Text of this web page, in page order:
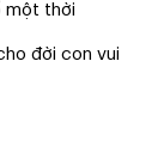
một thời
đời con vui